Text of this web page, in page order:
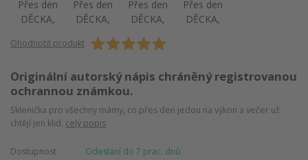
Ohodnotit produkt
Originální autorský nápis chráněný registrovanou
ochrannou známkou.
Sklenička pro všechny mámy, co přes den jedou na výkon a večer už
chtějí jen klid. celý popis
Dostupnost Odeslání do 7 prac. dnů